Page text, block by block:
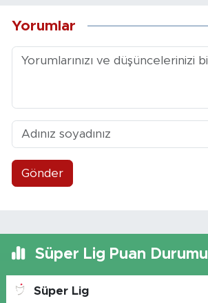
Yorumlar
Gönder
Süper Lig Puan Durumu
Süper Lig